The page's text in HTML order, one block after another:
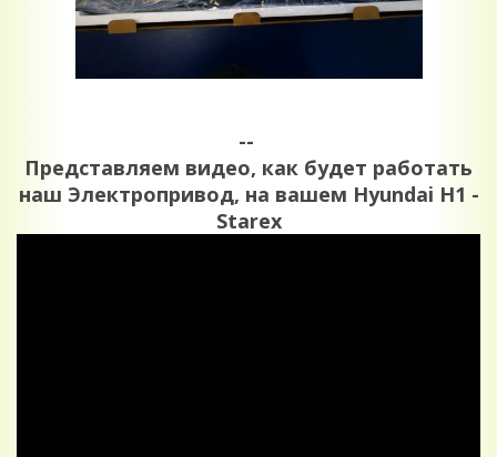
--
Представляем видео, как будет работать
наш Электропривод, на вашем Hyundai H1 -
Starex